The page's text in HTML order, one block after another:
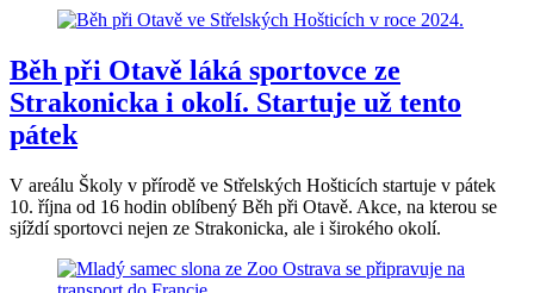
Běh při Otavě láká sportovce ze
Strakonicka i okolí. Startuje už tento
pátek
V areálu Školy v přírodě ve Střelských Hošticích startuje v pátek
10. října od 16 hodin oblíbený Běh při Otavě. Akce, na kterou se
sjíždí sportovci nejen ze Strakonicka, ale i širokého okolí.